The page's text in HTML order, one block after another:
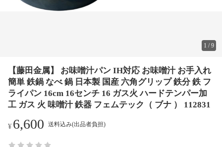
1 /9
【藤田金属】 お味噌汁パン IH対応 お味噌汁 お手入れ
簡単 鉄鍋 なべ 鍋 日本製 国産 六角グリップ 鉄分 鉄 フ
ライパン 16cm 16センチ 16 ガス火 ハードテンパー加
工 ガス 火 味噌汁 鉄器 フェムテック（ ブナ ） 112831
¥6,600 送料込み(出品者負担)